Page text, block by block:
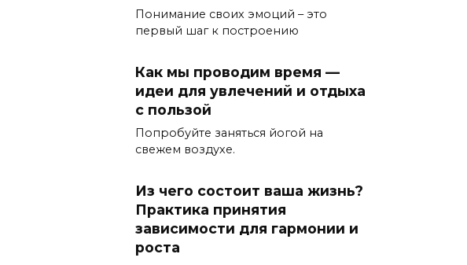
Понимание своих эмоций – это
первый шаг к построению
Как мы проводим время —
идеи для увлечений и отдыха
с пользой
Попробуйте заняться йогой на
свежем воздухе.
Из чего состоит ваша жизнь?
Практика принятия
зависимости для гармонии и
роста